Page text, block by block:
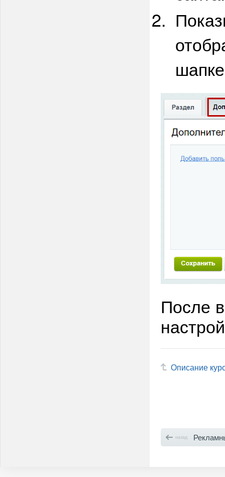
После
Описание
назад Рекламный